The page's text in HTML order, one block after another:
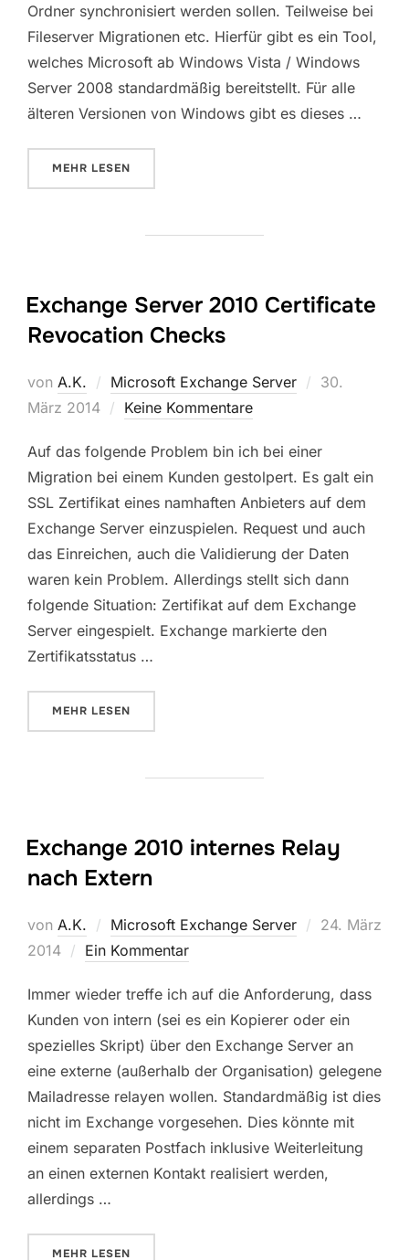
Ordner synchronisiert werden sollen. Teilweise bei
Fileserver Migrationen etc. Hierfür gibt es ein Tool,
welches Microsoft ab Windows Vista / Windows
Server 2008 standardmäßig bereitstellt. Für alle
älteren Versionen von Windows gibt es dieses …
MEHR ÜBER „ROBOCOPY KOPIEREN /
LESEN
Exchange Server 2010 Certificate
Revocation Checks
von A.K. Microsoft Exchange Server
30.
März 2014
Keine Kommentare
Auf das folgende Problem bin ich bei einer
Migration bei einem Kunden gestolpert. Es galt ein
SSL Zertifikat eines namhaften Anbieters auf dem
Exchange Server einzuspielen. Request und auch
das Einreichen, auch die Validierung der Daten
waren kein Problem. Allerdings stellt sich dann
folgende Situation: Zertifikat auf dem Exchange
Server eingespielt. Exchange markierte den
Zertifikatsstatus …
MEHR ÜBER „EXCHANGE SERVER 2010 CERTIFICATE
LESEN
Exchange 2010 internes Relay
nach Extern
von A.K. Microsoft Exchange Server
24. März
2014
Ein Kommentar
Immer wieder treffe ich auf die Anforderung, dass
Kunden von intern (sei es ein Kopierer oder ein
spezielles Skript) über den Exchange Server an
eine externe (außerhalb der Organisation) gelegene
Mailadresse relayen wollen. Standardmäßig ist dies
nicht im Exchange vorgesehen. Dies könnte mit
einem separaten Postfach inklusive Weiterleitung
an einen externen Kontakt realisiert werden,
allerdings …
MEHR ÜBER „EXCHANGE 2010 INTERNES RELAY NACH
LESEN